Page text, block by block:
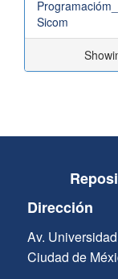
Sicom
Dirección
Av.
Ciudad de